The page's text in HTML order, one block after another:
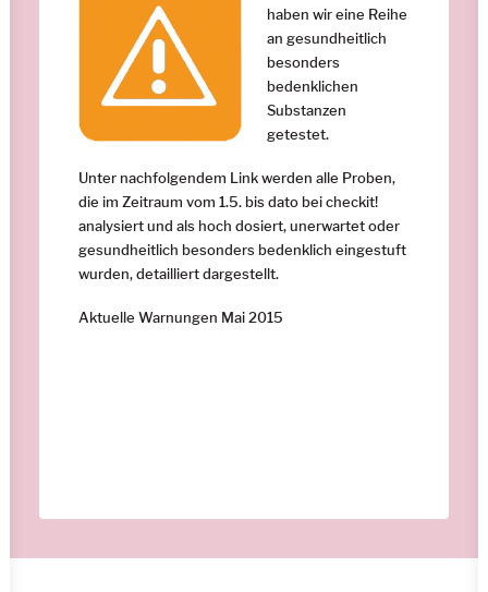
haben wir eine Reihe
an gesundheitlich
besonders
bedenklichen
Substanzen
getestet.
Unter nachfolgendem Link werden alle Proben,
die im Zeitraum vom 1.5. bis dato bei checkit!
analysiert und als hoch dosiert, unerwartet oder
gesundheitlich besonders bedenklich eingestuft
wurden, detailliert dargestellt.
Aktuelle Warnungen Mai 2015